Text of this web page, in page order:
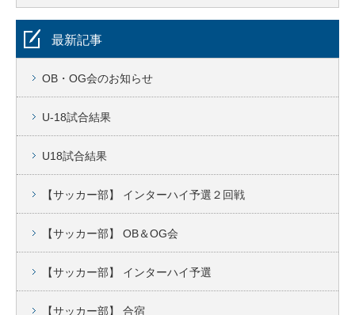
最新記事
OB・OG会のお知らせ
U-18試合結果
U18試合結果
【サッカー部】 インターハイ予選２回戦
【サッカー部】 OB＆OG会
【サッカー部】 インターハイ予選
【サッカー部】 合宿